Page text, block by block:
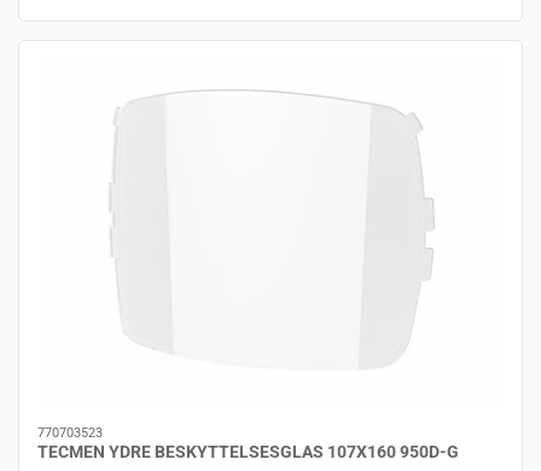
770703523
TECMEN YDRE BESKYTTELSESGLAS 107X160 950D-G